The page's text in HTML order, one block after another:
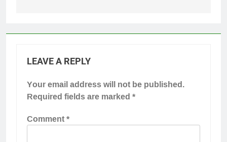
LEAVE A REPLY
Your email address will not be published.
Required fields are marked*
Comment*